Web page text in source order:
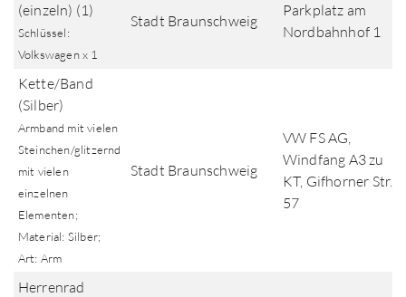
(einzeln) (1)
Schlüssel:
Volkswagen x 1
Stadt Braunschweig
Parkplatz am
Nordbahnhof 1
Kette/Band
(Silber)
Armband mit vielen
Steinchen/glitzernd
mit vielen
einzelnen
Elementen;
Material: Silber;
Art: Arm
Stadt Braunschweig
VW FS AG,
Windfang A3 zu
KT, Gifhorner Str.
57
Herrenrad